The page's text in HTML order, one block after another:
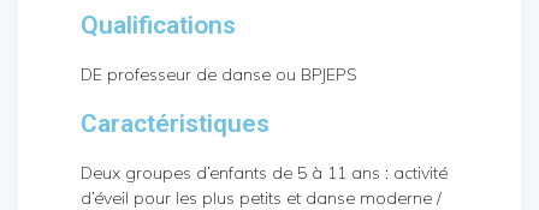
Qualifications
DE professeur de danse ou BPJEPS
Caractéristiques
Deux groupes d’enfants de 5 à 11 ans : activité
d’éveil pour les plus petits et danse moderne /